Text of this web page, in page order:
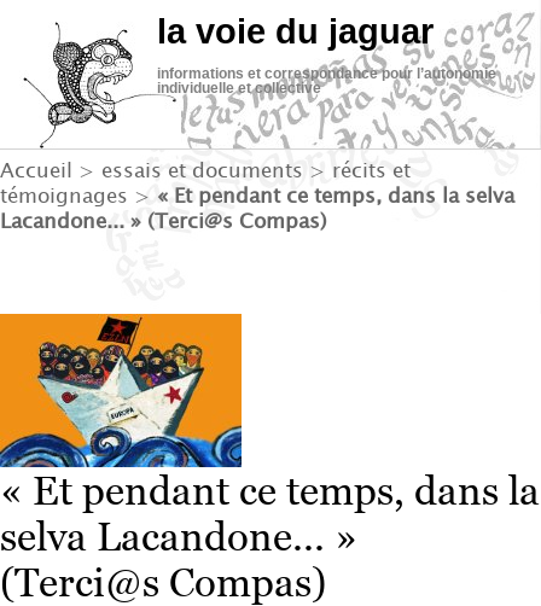
la voie du jaguar
informations et correspondance pour l’autonomie
individuelle et collective
Accueil > essais et documents > récits et
témoignages > « Et pendant ce temps, dans la selva
Lacandone... » (Terci@s Compas)
« Et pendant ce temps, dans la
selva Lacandone... »
(Terci@s Compas)